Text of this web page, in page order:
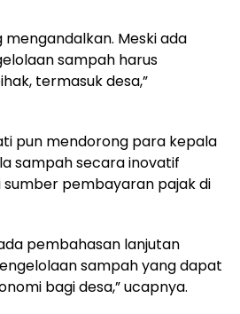
mengandalkan. Meski ada
sampah harus
termasuk desa,”
pun mendorong para kepala
sampah secara inovatif
sumber pembayaran pajak di
pembahasan lanjutan
sampah yang dapat
bagi desa,” ucapnya.